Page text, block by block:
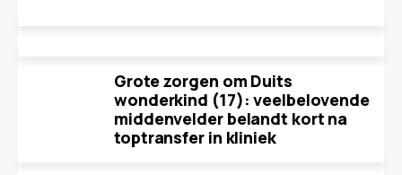
Grote zorgen om Duits
wonderkind (17): veelbelovende
middenvelder belandt kort na
toptransfer in kliniek